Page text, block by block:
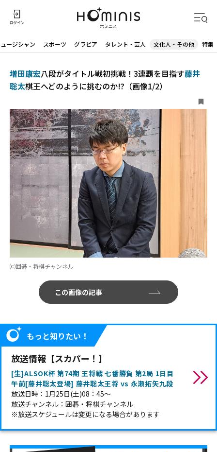
ージシャン スポーツ グラビア タレント・芸人 文化人・その他 特集
増田康宏八段がタイトル戦初挑戦！3連覇を目指す藤井
聡太棋王へどのように挑むのか!?（画像1/2）
⒞囲碁・将棋チャンネル
この画像の記事
もっと知りたい！
放送情報【スカパー！】
[生]ALSOK杯 第74期 王将戦 七番勝負 第2局 1日目
午前[藤井聡太登場] 藤井聡太王将 vs 永瀬拓矢九段
放送日時：1月25日(土)08：45～
放送チャンネル：囲碁・将棋チャンネル
※放送スケジュールは変更になる場合があります